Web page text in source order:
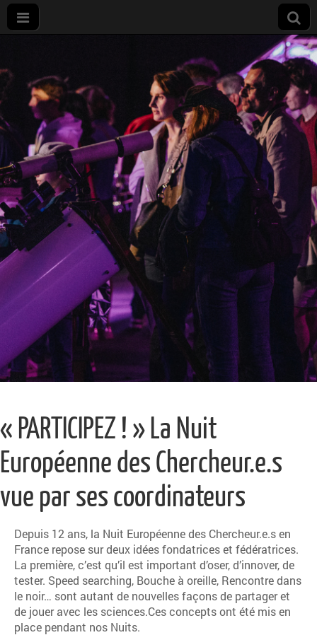
Nuit
européenne
des
chercheurs
à Dijon
« PARTICIPEZ ! » La Nuit
Européenne des Chercheur.e.s
vue par ses coordinateurs
Depuis 12 ans, la Nuit Européenne des Chercheur.e.s en
France repose sur deux idées fondatrices et fédératrices.
La première, c’est qu’il est important d’oser, d’innover, de
tester. Speed searching, Bouche à oreille, Rencontre dans
le noir… sont autant de nouvelles façons de partager et
de jouer avec les sciences.Ces concepts ont été mis en
place pendant nos Nuits.